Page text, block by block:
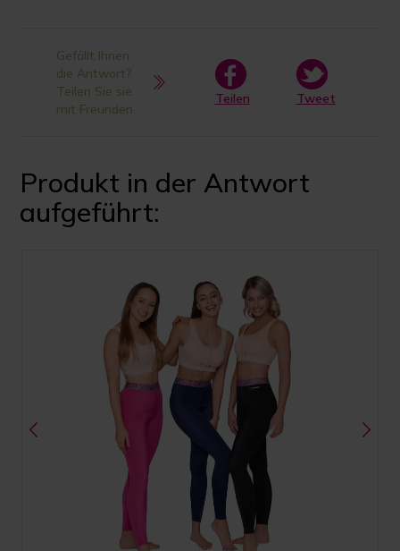
Gefällt Ihnen
die Antwort?
Teilen Sie sie
mit Freunden.
Teilen Tweet
Produkt in der Antwort
aufgeführt: